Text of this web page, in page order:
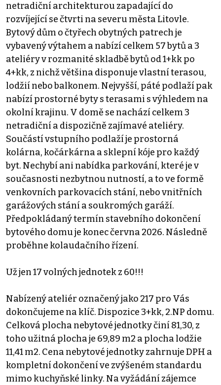
netradiční architekturou zapadající do
rozvíjející se čtvrti na severu města Litovle.
Bytový dům o čtyřech obytných patrech je
vybavený výtahem a nabízí celkem 57 bytů a 3
ateliéry v rozmanité skladbě bytů od 1+kk po
4+kk, z nichž většina disponuje vlastní terasou,
lodžií nebo balkonem. Nejvyšší, páté podlaží pak
nabízí prostorné byty s terasami s výhledem na
okolní krajinu. V domě se nachází celkem 3
netradiční a dispozičně zajímavé ateliéry.
Součástí vstupního podlaží je prostorná
kolárna, kočárkárna a sklepní kóje pro každý
byt. Nechybí ani nabídka parkování, které je v
současnosti nezbytnou nutností, a to ve formě
venkovních parkovacích stání, nebo vnitřních
garážových stání a soukromých garáží.
Předpokládaný termín stavebního dokončení
bytového domu je konec června 2026. Následně
proběhne kolaudačního řízení.
Už jen 17 volných jednotek z 60!!!
Nabízený ateliér označený jako 217 pro Vás
dokončujeme na klíč. Dispozice 3+kk, 2.NP domu.
Celková plocha nebytové jednotky činí 81,30, z
toho užitná plocha je 69,89 m2 a plocha lodžie
11,41 m2. Cena nebytové jednotky zahrnuje DPH a
kompletní dokončení ve zvýšeném standardu
mimo kuchyňské linky. Na vyžádání zájemce